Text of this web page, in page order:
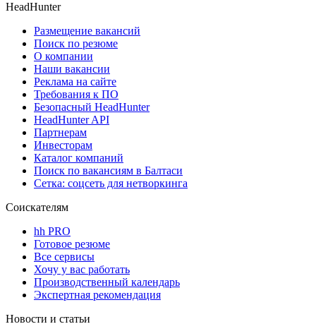
HeadHunter
Размещение вакансий
Поиск по резюме
О компании
Наши вакансии
Реклама на сайте
Требования к ПО
Безопасный HeadHunter
HeadHunter API
Партнерам
Инвесторам
Каталог компаний
Поиск по вакансиям в Балтаси
Сетка: соцсеть для нетворкинга
Соискателям
hh PRO
Готовое резюме
Все сервисы
Хочу у вас работать
Производственный календарь
Экспертная рекомендация
Новости и статьи